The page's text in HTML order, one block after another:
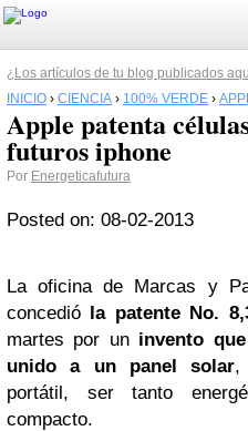
¿Los artículos de tu blog publicados
INICIO › CIENCIA › 100% VERDE ›
Apple patenta
futuros iphone
Por Energeticafutura
Posted on: 08-02-2013
La oficina de Marcas y
concedió la patente No.
martes por un invento
unido a un panel solar,
portátil, ser tanto
compacto.